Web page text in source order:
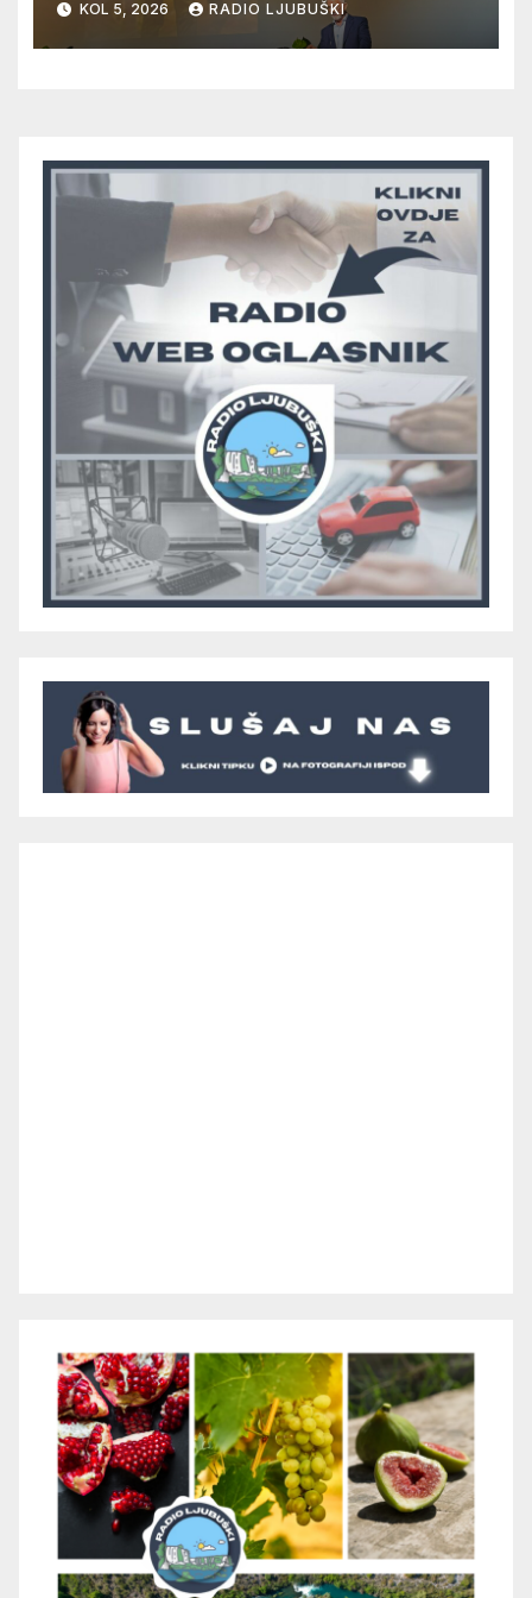
KOL 5, 2026 RADIO LJUBUŠKI